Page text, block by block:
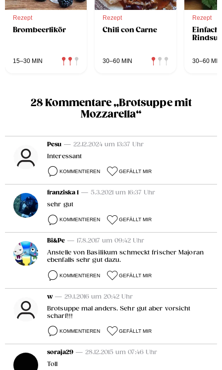
Rezept
Brombeerlikör
15–30 MIN
Rezept
Chili con Carne
30–60 MIN
Rezept
30–60 MIN
28 Kommentare „Brotsuppe mit
Mozzarella“
Pesu — 22.12.2024 um 13:37 Uhr
Interessant
KOMMENTIEREN GEFÄLLT MIR
franziska 1 — 5.3.2021 um 16:37 Uhr
sehr gut
KOMMENTIEREN GEFÄLLT MIR
Bi&Pe — 17.8.2017 um 09:42 Uhr
Anstelle von Basilikum schmeckt frischer Majoran
ebenfalls sehr gut dazu.
KOMMENTIEREN GEFÄLLT MIR
w — 29.1.2016 um 20:42 Uhr
Brotsuppe mal anders. Sehr gut aber vorsicht
scharf!!!
KOMMENTIEREN GEFÄLLT MIR
soraja29 — 28.12.2015 um 07:46 Uhr
Toll